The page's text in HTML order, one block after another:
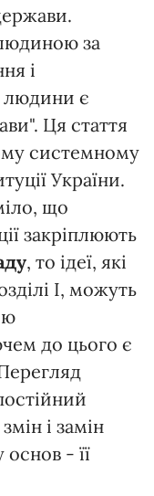
за
і
людини є
Ця стаття
системному
України.
що
закріплюють
, то ідеї, які
І, можуть
до цього є
і замін
основ - її